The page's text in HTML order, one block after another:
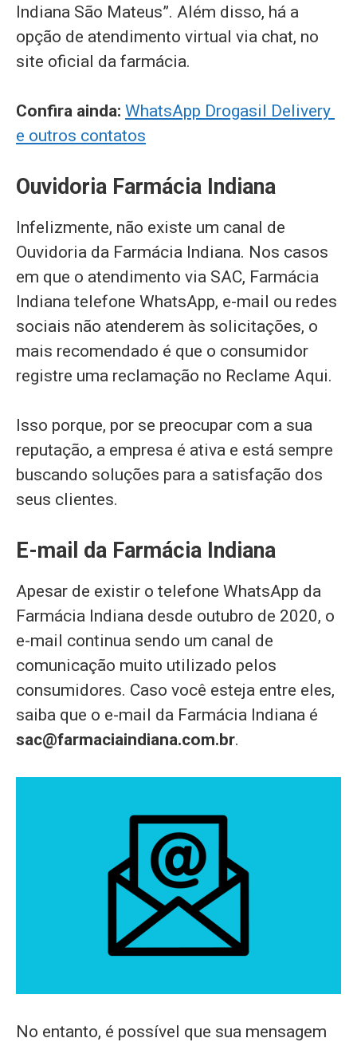
Indiana São Mateus”. Além disso, há a
opção de atendimento virtual via chat, no
site oficial da farmácia.
Confira ainda: WhatsApp Drogasil Delivery
e outros contatos
Ouvidoria Farmácia Indiana
Infelizmente, não existe um canal de
Ouvidoria da Farmácia Indiana. Nos casos
em que o atendimento via SAC, Farmácia
Indiana telefone WhatsApp, e-mail ou redes
sociais não atenderem às solicitações, o
mais recomendado é que o consumidor
registre uma reclamação no Reclame Aqui.
Isso porque, por se preocupar com a sua
reputação, a empresa é ativa e está sempre
buscando soluções para a satisfação dos
seus clientes.
E-mail da Farmácia Indiana
Apesar de existir o telefone WhatsApp da
Farmácia Indiana desde outubro de 2020, o
e-mail continua sendo um canal de
comunicação muito utilizado pelos
consumidores. Caso você esteja entre eles,
saiba que o e-mail da Farmácia Indiana é
sac@farmaciaindiana.com.br.
No entanto, é possível que sua mensagem